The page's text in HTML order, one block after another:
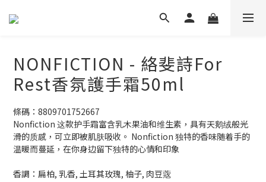
NONFICTION - 絡斐詩For
Rest香氛護手霜50ml
條碼：8809701752667
Nonfiction 这款护手霜富含乳木果油和维生素，具有天鹅绒般光
滑的质感，可立即被肌肤吸收。 Nonfiction 独特的香味随着手的
温暖而蔓延，在你身边留下独特的心情和印象
香調：扁柏, 乳香, 土耳其玫瑰, 柚子, 肉豆蔲